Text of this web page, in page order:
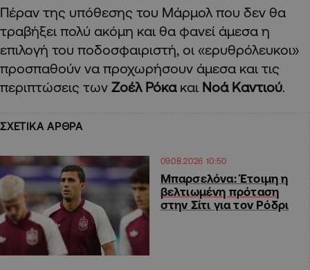
Πέραν της υπόθεσης του Μάρμολ που δεν θα
τραβήξει πολύ ακόμη και θα φανεί άμεσα η
επιλογή του ποδοσφαιριστή, οι «ερυθρόλευκοι»
προσπαθούν να προχωρήσουν άμεσα και τις
περιπτώσεις των Ζοέλ Ρόκα και Νοά Καντιού.
ΣΧΕΤΙΚΑ ΑΡΘΡΑ
09.08.2026 10:50
Μπαρσελόνα: Έτοιμη η
βελτιωμένη πρόταση
στην Σίτι για τον Ρόδρι